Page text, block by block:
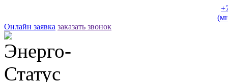
Онлайн заявка заказать звонок